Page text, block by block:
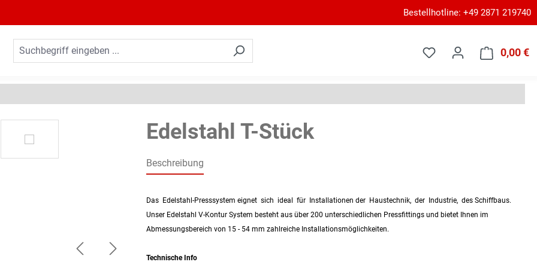
Bestellhotline: +49 2871 219740
0,00 €
Edelstahl T-Stück
Beschreibung
Das Edelstahl-Presssystem eignet sich ideal für Installationen der Haustechnik, der Industrie, des Schiffbaus.
Unser Edelstahl V-Kontur System besteht aus über 200 unterschiedlichen Pressfittings und bietet Ihnen im
Abmessungsbereich von 15 - 54 mm zahlreiche Installationsmöglichkeiten.
Technische Info